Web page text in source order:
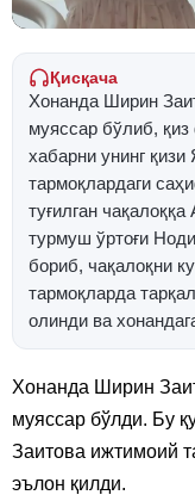
Қисқача
Хонанда Ширин
муяссар бўлиб,
хабарни унинг
тармоқлардаги
туғилган
турмуш ўртоғи
бориб, чақалоқни
тармоқларда
олинди ва
Хонанда Ширин
муяссар бўлди. Бу
Заитова ижтимоий
эълон қилди.